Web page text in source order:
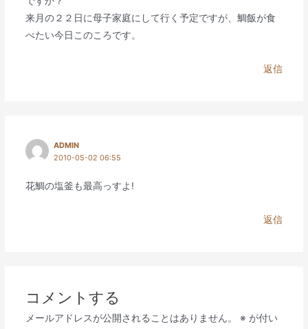
来月の２２日に母子家庭にして行く予定ですが、鯛飯が食
べたい今日このころです。
返信
ADMIN
2010-05-02 06:55
花鯛の塩釜も最高っすよ!
返信
コメントする
メールアドレスが公開されることはありません。 ※ が付い